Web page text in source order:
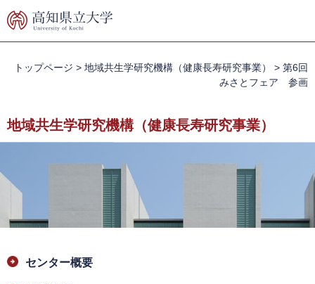
ー
ニ
て
本
へ
トップページ > 地域共生学研究機構（健康長寿研究事業） > 第6回
みさとフェア 参画
地域共生学研究機構（健康長寿研究事業）
文
センター概要